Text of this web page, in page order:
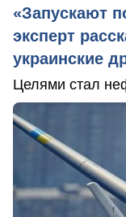
«Запускают
эксперт
украинские
Целями стал